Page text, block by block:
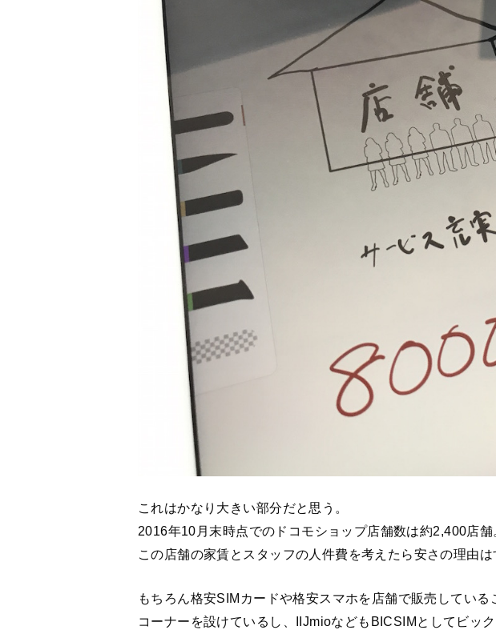
これはかなり大きい部分だと思う。
2016年10月末時点でのドコモショップ店舗数は約2,400店舗
この店舗の家賃とスタッフの人件費を考えたら安さの理由は
もちろん格安SIMカードや格安スマホを店舗で販売してい
コーナーを設けているし、IIJmioなどもBICSIMとしてビッ